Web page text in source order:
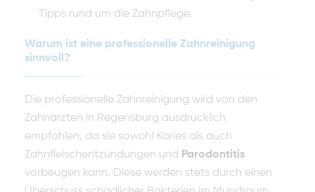
Tipps rund um die Zahnpflege.
Warum ist eine professionelle Zahnreinigung
sinnvoll?
Die professionelle Zahnreinigung wird von den
Zahnärzten in Regensburg ausdrücklich
empfohlen, da sie sowohl Karies als auch
Zahnfleischentzündungen und Parodontitis
vorbeugen kann. Diese werden stets durch einen